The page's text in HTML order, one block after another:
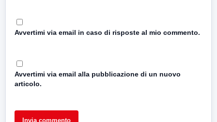
Avvertimi via email in caso di risposte al mio commento.
Avvertimi via email alla pubblicazione di un nuovo
articolo.